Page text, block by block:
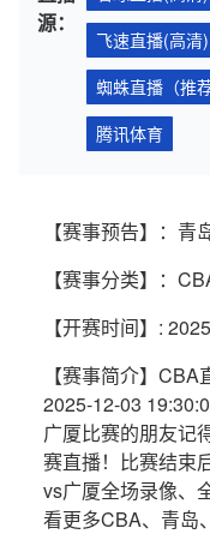
源：
飞速直播(高清)
蜘蛛直播（推荐
腾讯体育
【赛事预告】：青
【赛事分类】：
【开赛时间】:
【赛事简介】
2025-12-03
广厦比赛的朋友记
赛直播！比赛结束
vs广厦全场录像、
看更多CBA、青岛